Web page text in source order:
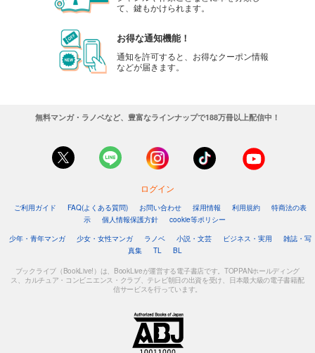
て、鍵もかけられます。
お得な通知機能！
通知を許可すると、お得なクーポン情報
などが届きます。
無料マンガ・ラノベなど、豊富なラインナップで188万冊以上配信中！
ログイン
ご利用ガイド FAQ(よくある質問) お問い合わせ 採用情報 利用規約
特商法の表
示
個人情報保護方針
cookie等ポリシー
少年・青年マンガ
少女・女性マンガ ラノベ 小説・文芸 ビジネス・実用
雑誌・写
真集
TL BL
ブックライブ（BookLive!）は、BookLiveが運営する電子書店です。TOPPANホールディング
ス、カルチュア・コンビニエンス・クラブ、テレビ朝日の出資を受け、日本最大級の電子書籍配
信サービスを行っています。